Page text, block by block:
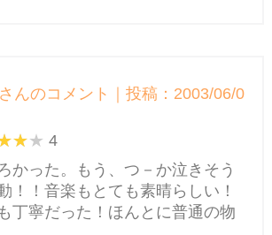
んのコメント｜投稿：2003/06/0
4
かった。もう、つ－か泣きそう
！！音楽もとても素晴らしい！
丁寧だった！ほんとに普通の物